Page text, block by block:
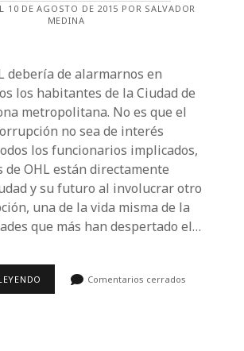
SIN
RAZÓN
10 DE AGOSTO DE 2015 POR SALVADOR
MEDINA
debería de alarmarnos en
los habitantes de la Ciudad de
metropolitana. No es que el
no sea de interés
los funcionarios implicados,
de OHL están directamente
y su futuro al involucrar otro
una de la vida misma de la
que más han despertado el…
Comentarios cerrados